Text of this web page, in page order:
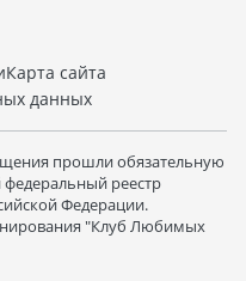
Карта сайта
данных
прошли обязательную
реестр
Федерации.
"Клуб Любимых